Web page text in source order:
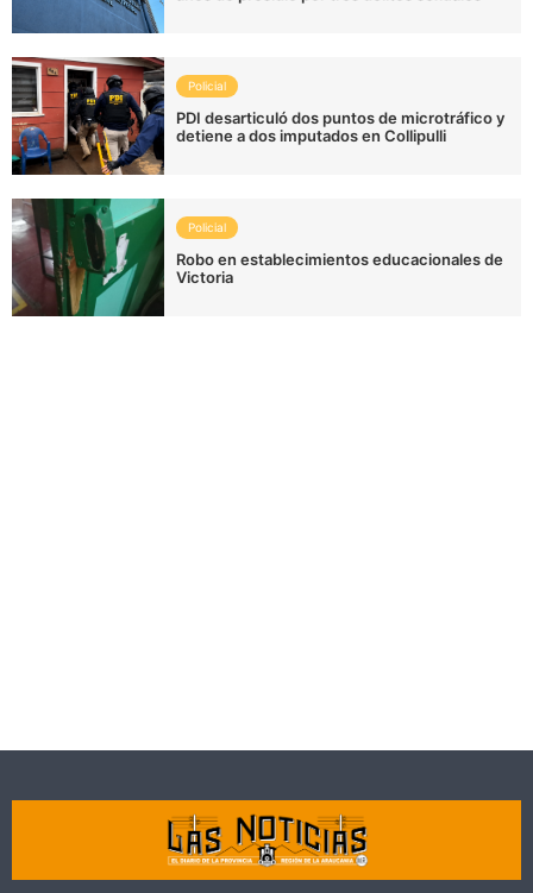
Policial
PDI desarticuló dos puntos de microtráfico y
detiene a dos imputados en Collipulli
Policial
Robo en establecimientos educacionales de
Victoria